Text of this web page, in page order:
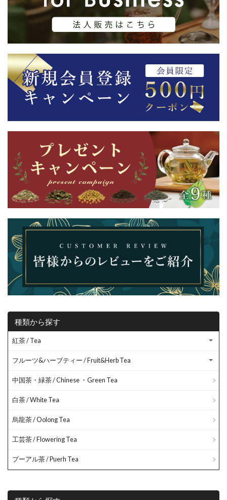
種類から探す
紅茶 / Tea
フルーツ&ハーブティー / Fruit&Herb Tea
中国茶・緑茶 / Chinese ・Green Tea
白茶 / White Tea
烏龍茶 / Oolong Tea
工芸茶 / Flowering Tea
プーアル茶 / Puerh Tea